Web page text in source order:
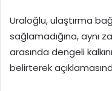
Uraloğlu, ulaştırma
sağlamadığına, aynı
arasında dengeli
belirterek